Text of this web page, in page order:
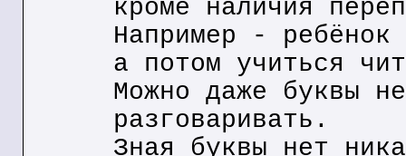
кроме наличия
Например - ребёнок
а потом учиться
Можно даже буквы
разговаривать.
Зная буквы нет